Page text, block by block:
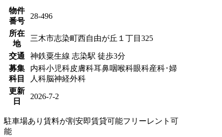
物件
番号
28-496
所在
地
三木市志染町西自由が丘１丁目325
交通
神鉄粟生線 志染駅 徒歩3分
募集
科目
内科小児科皮膚科耳鼻咽喉科眼科産科･婦
人科脳神経外科
更新
日
2026-7-2
駐車場あり 賃料が割安即賃貸可能フリーレント可
能